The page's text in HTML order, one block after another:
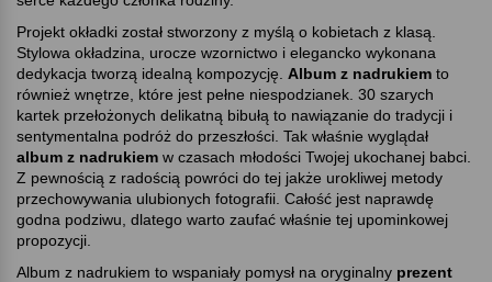
Projekt okładki został stworzony z myślą o kobietach z klasą.
Stylowa okładzina, urocze wzornictwo i elegancko wykonana
dedykacja tworzą idealną kompozycję. Album z nadrukiem to
również wnętrze, które jest pełne niespodzianek. 30 szarych
kartek przełożonych delikatną bibułą to nawiązanie do tradycji i
sentymentalna podróż do przeszłości. Tak właśnie wyglądał
album z nadrukiem w czasach młodości Twojej ukochanej babci.
Z pewnością z radością powróci do tej jakże urokliwej metody
przechowywania ulubionych fotografii. Całość jest naprawdę
godna podziwu, dlatego warto zaufać właśnie tej upominkowej
propozycji.
Album z nadrukiem to wspaniały pomysł na oryginalny prezent